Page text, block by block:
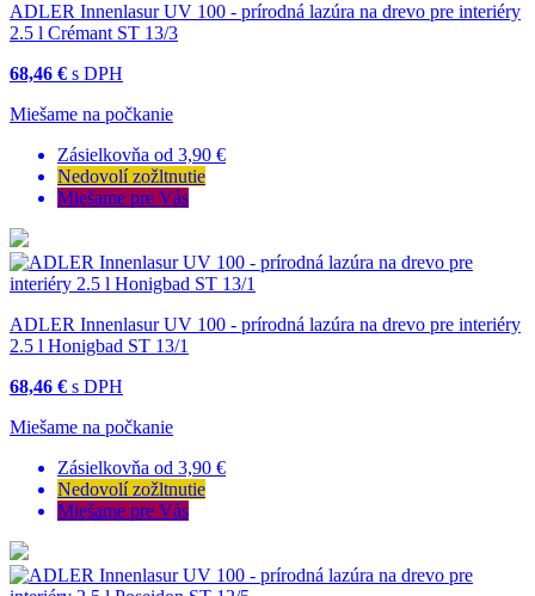
ADLER Innenlasur UV 100 - prírodná lazúra na drevo pre interiéry
2.5 l Crémant ST 13/3
68,46 € s DPH
Miešame na počkanie
Zásielkovňa od 3,90 €
Nedovolí zožltnutie
Miešame pre Vás
ADLER Innenlasur UV 100 - prírodná lazúra na drevo pre interiéry
2.5 l Honigbad ST 13/1
68,46 € s DPH
Miešame na počkanie
Zásielkovňa od 3,90 €
Nedovolí zožltnutie
Miešame pre Vás